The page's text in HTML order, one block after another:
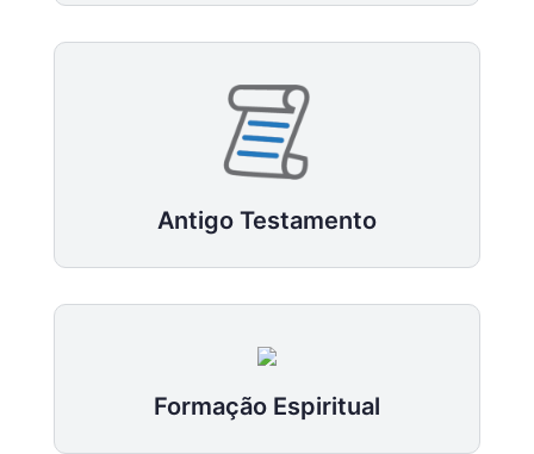
Antigo Testamento
Formação Espiritual